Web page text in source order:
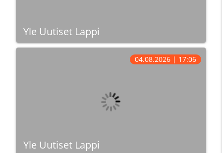
Yle Uutiset Lappi
Yle Uutiset Lappi
04.08.2026 | 17:06